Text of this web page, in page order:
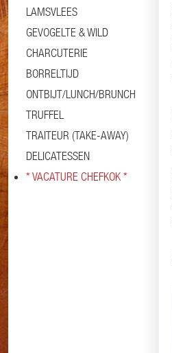
LAMSVLEES
GEVOGELTE & WILD
CHARCUTERIE
BORRELTIJD
ONTBIJT/LUNCH/BRUNCH
TRUFFEL
TRAITEUR (TAKE-AWAY)
DELICATESSEN
* VACATURE CHEFKOK *